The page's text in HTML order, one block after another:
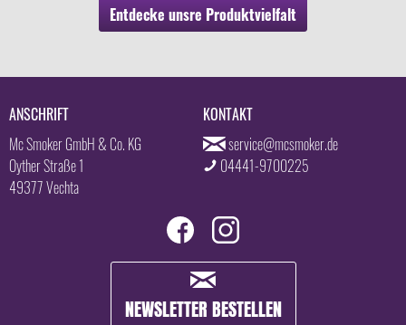
Entdecke unsre Produktvielfalt
ANSCHRIFT
Mc Smoker GmbH & Co. KG
Oyther Straße 1
49377 Vechta
KONTAKT
service@mcsmoker.de
04441-9700225
NEWSLETTER BESTELLEN